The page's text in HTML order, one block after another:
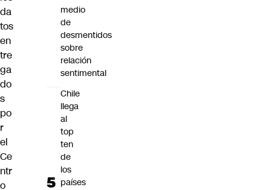
da
tos
en
tre
ga
do
s
po
r
el
Ce
ntr
o
medio
de
desmentidos
sobre
relación
sentimental
Chile
llega
al
top
ten
de
los
países